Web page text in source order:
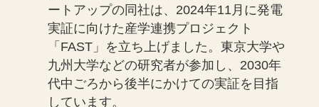
ートアップの同社は、2024年11月に発電
実証に向けた産学連携プロジェクト
「FAST」を立ち上げました。東京大学や
九州大学などの研究者が参加し、2030年
代中ごろから後半にかけての実証を目指
しています。